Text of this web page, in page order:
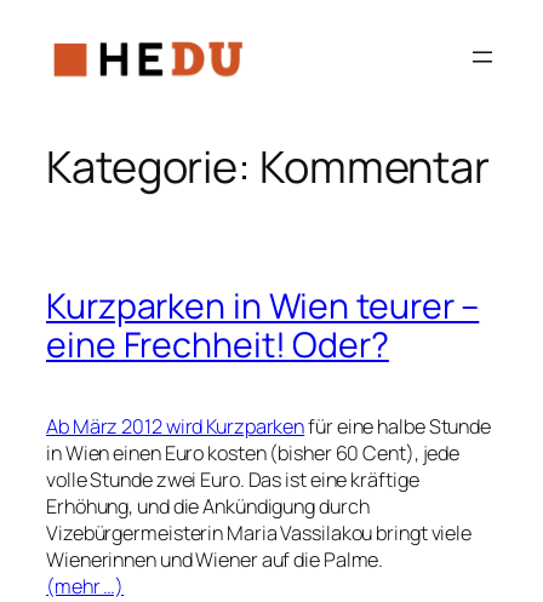
Inhalt
springen
Kategorie: Kommentar
Kurzparken in Wien teurer –
eine Frechheit! Oder?
Ab März 2012 wird Kurzparkenfür eine halbe Stunde
in Wien einen Euro kosten (bisher 60 Cent), jede
volle Stunde zwei Euro. Das ist eine kräftige
Erhöhung, und die Ankündigung durch
Vizebürgermeisterin Maria Vassilakou bringt viele
Wienerinnen und Wiener auf die Palme.
(mehr …)